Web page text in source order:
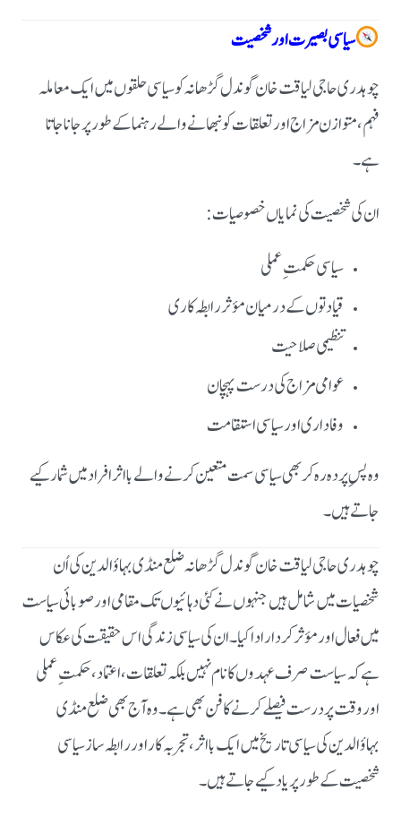
سیاسی بصیرت اور شخصیت
چوہدری حاجی لیاقت خان گوندل گڑھانہ کو سیاسی حلقوں میں ایک معاملہ
فہم، متوازن مزاج اور تعلقات کو نبھانے والے رہنما کے طور پر جانا جاتا
ہے۔
ان کی شخصیت کی نمایاں خصوصیات:
سیاسی حکمتِ عملی
قیادتوں کے درمیان مؤثر رابطہ کاری
تنظیمی صلاحیت
عوامی مزاج کی درست پہچان
وفاداری اور سیاسی استقامت
وہ پسِ پردہ رہ کر بھی سیاسی سمت متعین کرنے والے بااثر افراد میں شمار کیے
جاتے ہیں۔
چوہدری حاجی لیاقت خان گوندل گڑھانہ ضلع منڈی بہاؤالدین کی اُن
شخصیات میں شامل ہیں جنہوں نے کئی دہائیوں تک مقامی اور صوبائی سیاست
میں فعال اور مؤثر کردار ادا کیا۔ان کی سیاسی زندگی اس حقیقت کی عکاس
ہے کہ سیاست صرف عہدوں کا نام نہیں بلکہ تعلقات، اعتماد، حکمتِ عملی
اور وقت پر درست فیصلے کرنے کا فن بھی ہے۔وہ آج بھی ضلع منڈی
بہاؤالدین کی سیاسی تاریخ میں ایک بااثر، تجربہ کار اور رابطہ ساز سیاسی
شخصیت کے طور پر یاد کیے جاتے ہیں۔